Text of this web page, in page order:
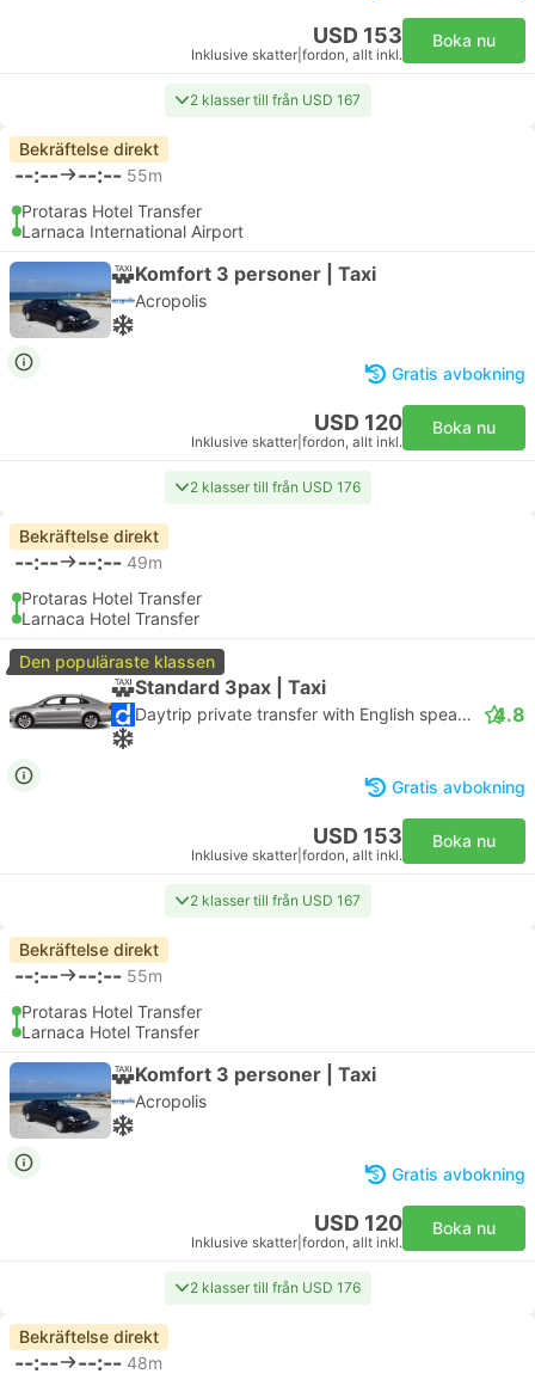
USD 153
Inklusive skatter fordon, allt inkl.
Boka nu
2 klasser till från USD 167
Bekräftelse direkt
--:-- --:-- 55m
Protaras Hotel Transfer
Larnaca International Airport
Komfort 3 personer | Taxi
Acropolis
Gratis avbokning
USD 120
Inklusive skatter fordon, allt inkl.
Boka nu
2 klasser till från USD 176
Bekräftelse direkt
--:-- --:-- 49m
Protaras Hotel Transfer
Larnaca Hotel Transfer
Den populäraste klassen
Standard 3pax | Taxi
Daytrip private transfer with English speaking driver 4.8
Gratis avbokning
USD 153
Inklusive skatter fordon, allt inkl.
Boka nu
2 klasser till från USD 167
Bekräftelse direkt
--:-- --:-- 55m
Protaras Hotel Transfer
Larnaca Hotel Transfer
Komfort 3 personer | Taxi
Acropolis
Gratis avbokning
USD 120
Inklusive skatter fordon, allt inkl.
Boka nu
2 klasser till från USD 176
Bekräftelse direkt
--:-- --:-- 48m